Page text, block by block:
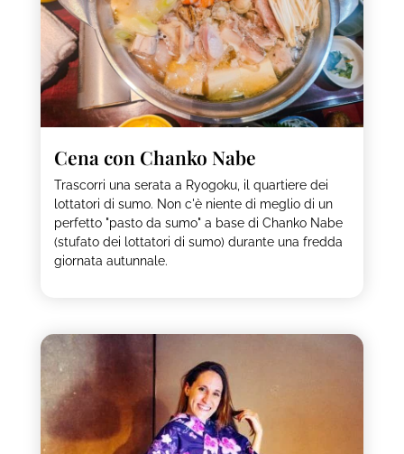
Cena con Chanko Nabe
Trascorri una serata a Ryogoku, il quartiere dei
lottatori di sumo. Non c'è niente di meglio di un
perfetto "pasto da sumo" a base di Chanko Nabe
(stufato dei lottatori di sumo) durante una fredda
giornata autunnale.